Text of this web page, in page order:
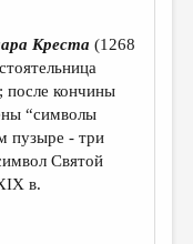
Креста (1268
после кончины
“символы
пузыре - три
Святой
в.